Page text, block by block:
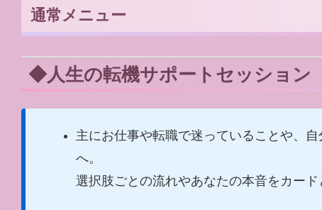
通常メニュー
◆人生の転機サポートセッション
主にお仕事や転職で迷っていることや、
へ。
選択肢ごとの流れやあなたの本音をカー